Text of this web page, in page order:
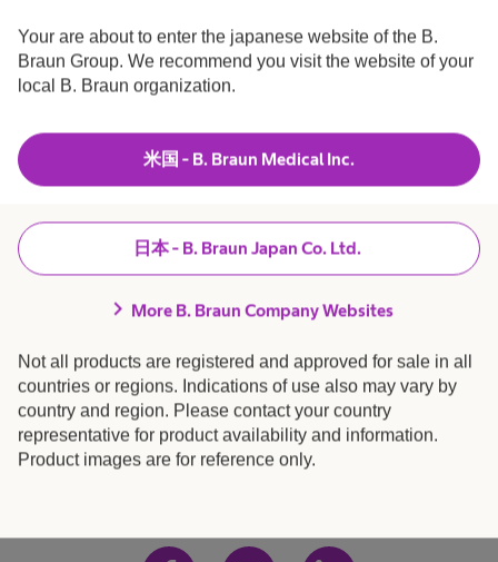
Your are about to enter the japanese website of the B.
Braun Group. We recommend you visit the website of your
local B. Braun organization.
米国 - B. Braun Medical Inc.
日本 - B. Braun Japan Co. Ltd.
chevron_right More B. Braun Company Websites
Not all products are registered and approved for sale in all
countries or regions. Indications of use also may vary by
country and region. Please contact your country
representative for product availability and information.
Product images are for reference only.
製
器
具
と
滅
菌
コ
ン
テ
事
者
で
し
は
医
者
で
は
あ
ま
せ
ん
.
真
の
パ
ー
ナ
ー
術
器
製品・ソリューション
採用 / キャリア expand_more
B. Braunについて expand_more
患者さま向け情報
販売店さま向け情報 expand_more
日本